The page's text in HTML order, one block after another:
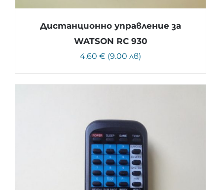
Дистанционно управление за
WATSON RC 930
4.60 € (9.00 лв)